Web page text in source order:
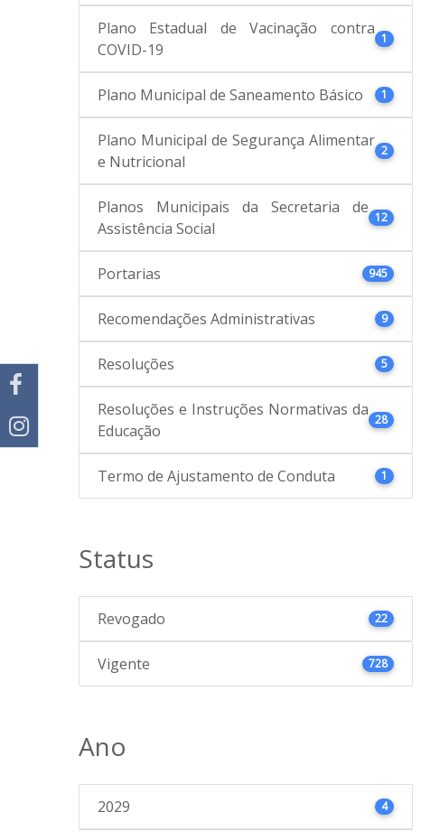
Plano Estadual de Vacinação contra
COVID-19
1
Plano Municipal de Saneamento Básico 1
Plano Municipal de Segurança Alimentar
e Nutricional
2
Planos Municipais da Secretaria de
Assistência Social
12
Portarias 945
Recomendações Administrativas 9
Resoluções 5
Resoluções e Instruções Normativas da
Educação
28
Termo de Ajustamento de Conduta 1
Status
Revogado 22
Vigente 728
Ano
2029 4